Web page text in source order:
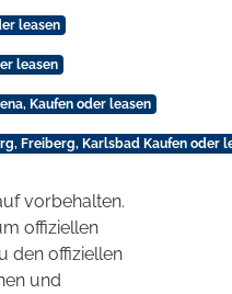
leasen
leasen
Kaufen oder leasen
Freiberg, Karlsbad Kaufen oder
vorbehalten.
offiziellen
den offiziellen
und